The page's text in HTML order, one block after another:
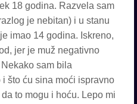
18 godina. Razvela sam
je nebitan) i u stanu
imao 14 godina. Iskreno,
jer je muž negativno
sam bila
što ću sina moći ispravno
to mogu i hoću. Lepo mi